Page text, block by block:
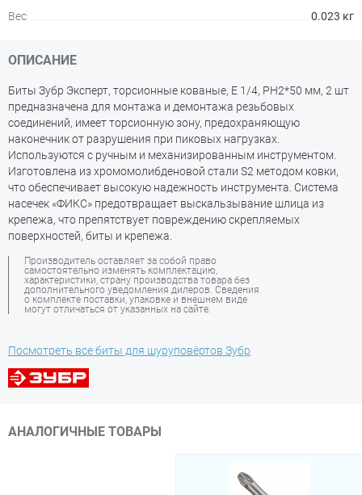
Вес
0.023 кг
ОПИСАНИЕ
Биты Зубр Эксперт, торсионные кованые, E 1/4, PH2*50 мм, 2 шт
предназначена для монтажа и демонтажа резьбовых
соединений, имеет торсионную зону, предохраняющую
наконечник от разрушения при пиковых нагрузках.
Используются с ручным и механизированным инструментом.
Изготовлена из хромомолибденовой стали S2 методом ковки,
что обеспечивает высокую надежность инструмента. Система
насечек «ФИКС» предотвращает выскальзывание шлица из
крепежа, что препятствует повреждению скрепляемых
поверхностей, биты и крепежа.
Производитель оставляет за собой право
самостоятельно изменять комплектацию,
характеристики, страну производства товара без
дополнительного уведомления дилеров. Сведения
о комплекте поставки, упаковке и внешнем виде
могут отличаться от указанных на сайте.
Посмотреть все биты для шуруповёртов Зубр
АНАЛОГИЧНЫЕ ТОВАРЫ